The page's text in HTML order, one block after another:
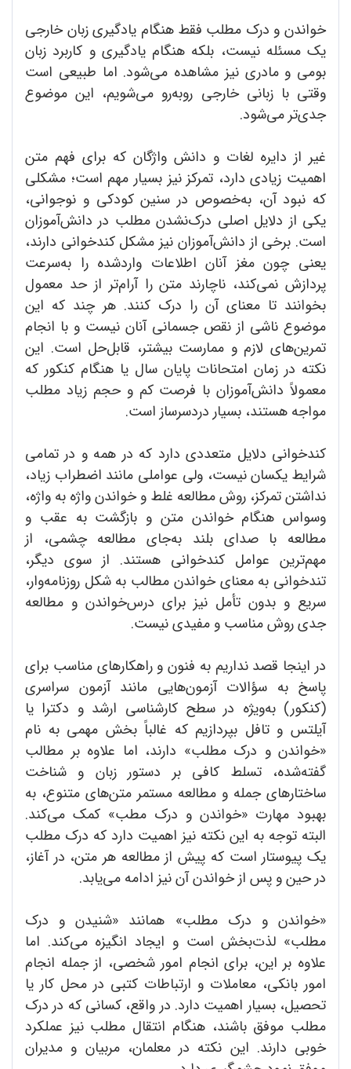
خواندن و درک مطلب فقط هنگام یادگیری زبان خارجی
یک مسئله نیست، بلکه هنگام یادگیری و کاربرد زبان
بومی و مادری نیز مشاهده می‌شود. اما طبیعی است
وقتی با زبانی خارجی روبه‌رو می‌شویم، این موضوع
جدی‌تر می‌‌شود.
غیر از دایره لغات و دانش واژگان که برای فهم متن
اهمیت زیادی دارد، تمرکز نیز بسیار مهم است؛ مشکلی
که نبود آن، به‌خصوص در سنین کودکی و نوجوانی،
یکی از دلایل اصلی درک‌نشدن مطلب در دانش‌آموزان
است. برخی از دانش‌آموزان نیز مشکل کندخوانی دارند،
یعنی چون مغز آنان اطلاعات واردشده را به‌سرعت
پردازش نمی‌کند، ناچارند متن را آرام‌تر ‌از حد معمول
بخوانند تا معنای آن را درک کنند. هر چند که این
موضوع ناشی از نقص جسمانی آنان نیست و با انجام
تمرین‌های لازم و ممارست بیشتر، قابل‌حل است. این
نکته در زمان امتحانات پایان سال یا هنگام کنکور که
معمولاً دانش‌آموزان با فرصت کم و حجم زیاد مطلب
مواجه هستند، بسیار دردسرساز است.
کندخوانی دلایل متعددی دارد که در همه و در تمامی
شرایط یکسان نیست، ولی عواملی مانند اضطراب زیاد،
نداشتن تمرکز، روش مطالعه غلط و خواندن واژه به واژه،
وسواس هنگام خواندن متن و بازگشت به عقب و
مطالعه با صدای بلند به‌جای مطالعه چشمی، از
مهم‌ترین عوامل کندخوانی هستند. از سوی دیگر،
تندخوانی به معنای خواندن مطالب به شکل روزنامه‌وار،
سریع و بدون تأمل نیز برای درس‌خواندن و مطالعه
جدی روش مناسب و مفیدی نیست.
در اینجا قصد نداریم به فنون و راهکارهای مناسب برای
پاسخ به سؤالات آزمون‌هایی مانند آزمون سراسری
(کنکور) به‌ویژه در سطح کارشناسی ارشد و دکترا یا
آیلتس و تافل بپردازیم که غالباً بخش مهمی به نام
«خواندن و درک مطلب» دارند، اما علاوه بر مطالب
گفته‌شده، تسلط کافی بر دستور زبان و شناخت
ساختارهای جمله و مطالعه مستمر متن‌های متنوع، به
بهبود مهارت «خواندن و درک مطب» کمک می‌کند.
البته توجه به این نکته نیز اهمیت دارد که درک مطلب
یک پیوستار است که پیش از مطالعه هر متن، در آغاز،
در حین و پس از خواندن آن نیز ادامه می‌یابد.
«خواندن و درک مطلب» همانند «شنیدن و درک
مطلب» لذت‌بخش است و ایجاد انگیزه می‌کند. اما
علاوه بر این، برای انجام امور شخصی، از جمله انجام
امور بانکی، معاملات و ارتباطات کتبی در محل کار یا
تحصیل، بسیار اهمیت دارد. در واقع، کسانی که در درک
مطلب موفق باشند، هنگام انتقال مطلب نیز عملکرد
خوبی دارند. این نکته در معلمان، مربیان و مدیران